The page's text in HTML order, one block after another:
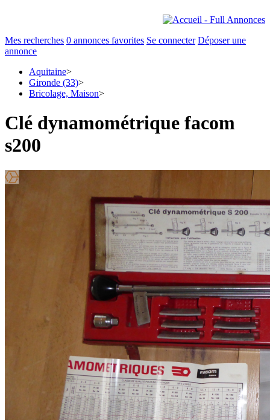
Mes recherches 0 annonces favorites Se connecter Déposer une
annonce
Aquitaine>
Gironde (33)>
Bricolage, Maison>
Clé dynamométrique facom
s200